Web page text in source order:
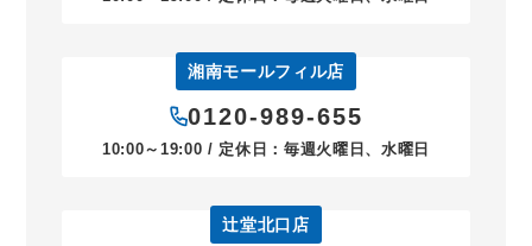
湘南モールフィル店
0120-989-655
10:00～19:00 / 定休日：毎週火曜日、水曜日
辻堂北口店